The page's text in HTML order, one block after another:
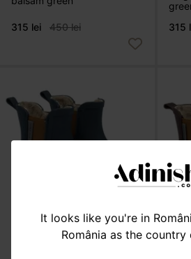
315 lei 450 lei
315
ÎNCĂLȚĂMINTE
It looks like you're in
România as the